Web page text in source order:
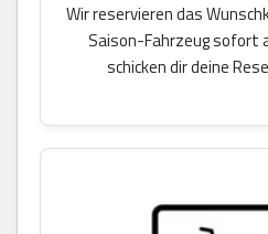
Wir reservieren das
Saison-Fahrzeug sofort
schicken dir deine